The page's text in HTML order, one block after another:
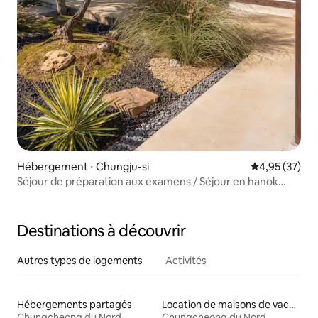
Hébergement ⋅ Chungju-si Évaluation
4,95 (37)
Séjour de préparation aux examens / Séjour en hanok
Destinations à découvrir
Autres types de logements Activités
Hébergements partagés
Location de maisons de vacances